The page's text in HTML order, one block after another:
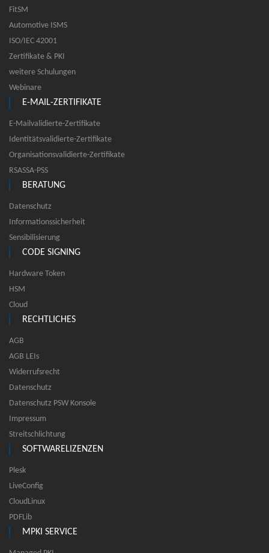
FitSM
Automotive ISMS
ISO/IEC 42001
Zertifikate & PKI
weitere Schulungen
Webinare
E-MAIL-ZERTIFIKATE
E-Mailvalidierte-Zertifikate
Identitätsvalidierte-Zertifikate
Organisationsvalidierte-Zertifikate
RSASSA-PSS
BERATUNG
Datenschutz
Informationssicherheit
Sensibilisierung
CODE SIGNING
Hardware Token
HSM
Cloud
RECHTLICHES
AGB
AGB LEIs
Widerrufsrecht
Datenschutz
Datenschutz PSW Konsole
Impressum
Streitschlichtung
SOFTWARELIZENZEN
Plesk
LiveConfig
CloudLinux
PDFLib
MPKI SERVICE